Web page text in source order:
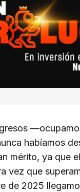
habíamos
mérito, ya que
vez que
de 2025